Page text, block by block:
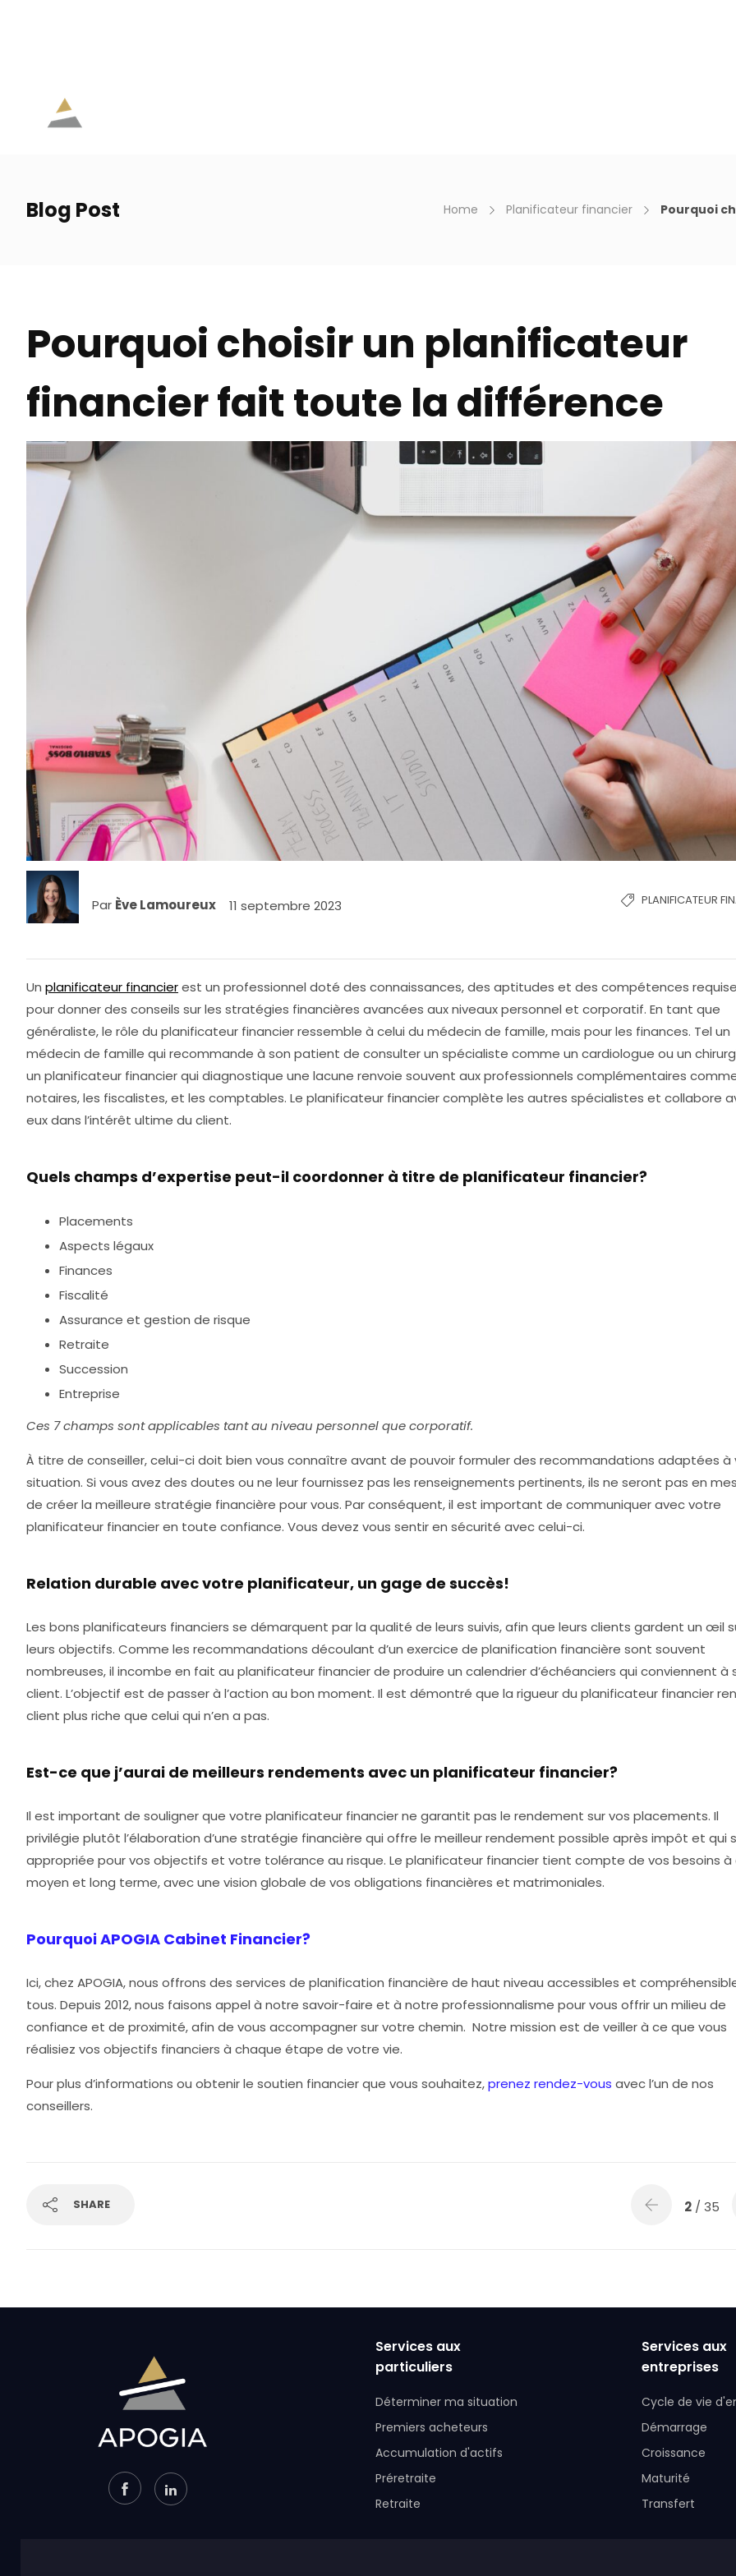
Blog Post Home Planificateur financier Pourquoi
Pourquoi choisir un planificateur
financier fait toute la différence
Par Ève Lamoureux 11 septembre 2023 PLANIFICATEUR
Un planificateur financierest un professionnel doté des connaissances, des aptitudes et des compétences
pour donner des conseils sur les stratégies financières avancées aux niveaux personnel et corporatif. En tant que
généraliste, le rôle du planificateur financier ressemble à celui du médecin de famille, mais pour les finances. Tel un
médecin de famille qui recommande à son patient de consulter un spécialiste comme un cardiologue ou un
un planificateur financier qui diagnostique une lacune renvoie souvent aux professionnels complémentaires
notaires, les fiscalistes, et les comptables. Le planificateur financier complète les autres spécialistes et collabore
eux dans l’intérêt ultime du client.
Quels champs d’expertise peut-il coordonner à titre de planificateur financier?
Placements
Aspects légaux
Finances
Fiscalité
Assurance et gestion de risque
Retraite
Succession
Entreprise
Ces 7 champs sont applicables tant au niveau personnel que corporatif.
À titre de conseiller, celui-ci doit bien vous connaître avant de pouvoir formuler des recommandations adaptées à
situation. Si vous avez des doutes ou ne leur fournissez pas les renseignements pertinents, ils ne seront pas en
de créer la meilleure stratégie financière pour vous. Par conséquent, il est important de communiquer avec votre
planificateur financier en toute confiance. Vous devez vous sentir en sécurité avec celui-ci.
Relation durable avec votre planificateur, un gage de succès!
Les bons planificateurs financiers se démarquent par la qualité de leurs suivis, afin que leurs clients gardent un œil
leurs objectifs. Comme les recommandations découlant d’un exercice de planification financière sont souvent
nombreuses, il incombe en fait au planificateur financier de produire un calendrier d’échéanciers qui conviennent à
client. L’objectif est de passer à l’action au bon moment. Il est démontré que la rigueur du planificateur financier
client plus riche que celui qui n’en a pas.
Est-ce que j’aurai de meilleurs rendements avec un planificateur financier?
Il est important de souligner que votre planificateur financier ne garantit pas le rendement sur vos placements. Il
privilégie plutôt l’élaboration d’une stratégie financière qui offre le meilleur rendement possible après impôt et qui
appropriée pour vos objectifs et votre tolérance au risque. Le planificateur financier tient compte de vos besoins à
moyen et long terme, avec une vision globale de vos obligations financières et matrimoniales.
Pourquoi APOGIA Cabinet Financier?
Ici, chez APOGIA, nous offrons des services de planification financière de haut niveau accessibles et
tous. Depuis 2012, nous faisons appel à notre savoir-faire et à notre professionnalisme pour vous offrir un milieu de
confiance et de proximité, afin de vous accompagner sur votre chemin. Notre mission est de veiller à ce que vous
réalisiez vos objectifs financiers à chaque étape de votre vie.
Pour plus d’informations ou obtenir le soutien financier que vous souhaitez,prenez rendez-vous avec l’un de nos
conseillers.
SHARE 2/ 35
Services aux
particuliers
Déterminer ma situation
Premiers acheteurs
Accumulation d'actifs
Préretraite
Retraite
Services aux
entreprises
Cycle de vie
Démarrage
Croissance
Maturité
Transfert